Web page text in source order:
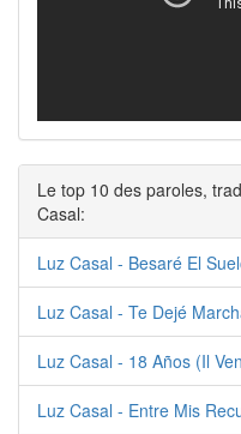
Le top 10 des paroles,
Casal:
Luz Casal - Besaré El
Luz Casal - Te Dejé
Luz Casal - 18 Años (Il
Luz Casal - Entre Mis